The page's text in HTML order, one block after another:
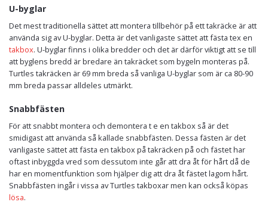
U-byglar
Det mest traditionella sättet att montera tillbehör på ett takräcke är att
använda sig av U-byglar. Detta är det vanligaste sättet att fästa tex en
takbox. U-byglar finns i olika bredder och det är därför viktigt att se till
att byglens bredd är bredare än takräcket som bygeln monteras på.
Turtles takräcken är 69 mm breda så vanliga U-byglar som är ca 80-90
mm breda passar alldeles utmärkt.
Snabbfästen
För att snabbt montera och demontera t e en takbox så är det
smidigast att använda så kallade snabbfästen. Dessa fästen är det
vanligaste sättet att fästa en takbox på takräcken på och fästet har
oftast inbyggda vred som dessutom inte går att dra åt för hårt då de
har en momentfunktion som hjälper dig att dra åt fästet lagom hårt.
Snabbfästen ingår i vissa av Turtles takboxar men kan också köpas
lösa.